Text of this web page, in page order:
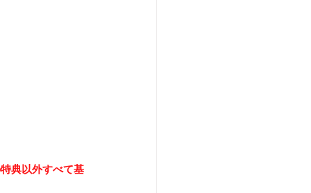
典以外すべて基